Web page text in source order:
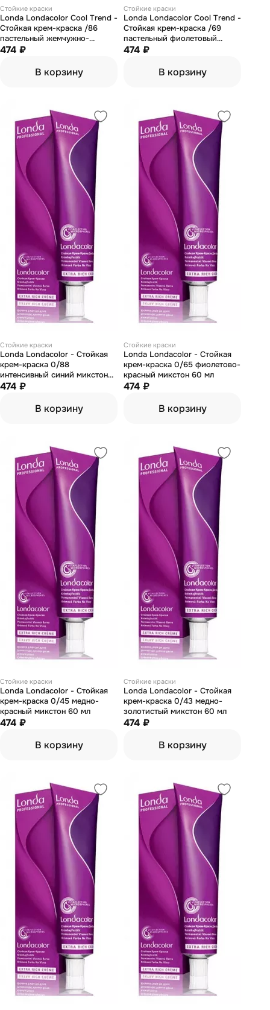
Стойкие краски
Londa Londacolor Cool Trend -
Стойкая крем-краска /86
пастельный жемчужно-
фиолетовый микстон 60 мл
474 ₽
В корзину
Стойкие краски
Londa Londacolor Cool Trend -
Стойкая крем-краска /69
пастельный фиолетовый
сандрэ микстон 60 мл
474 ₽
В корзину
Стойкие краски
Londa Londacolor - Стойкая
крем-краска 0/88
интенсивный синий микстон
60 мл
474 ₽
В корзину
Стойкие краски
Londa Londacolor - Стойкая
крем-краска 0/65 фиолетово-
красный микстон 60 мл
474 ₽
В корзину
Стойкие краски
Londa Londacolor - Стойкая
крем-краска 0/45 медно-
красный микстон 60 мл
474 ₽
В корзину
Стойкие краски
Londa Londacolor - Стойкая
крем-краска 0/43 медно-
золотистый микстон 60 мл
474 ₽
В корзину